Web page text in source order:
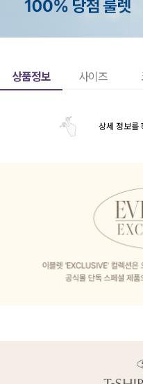
상품정보 사이즈
상세 정보를